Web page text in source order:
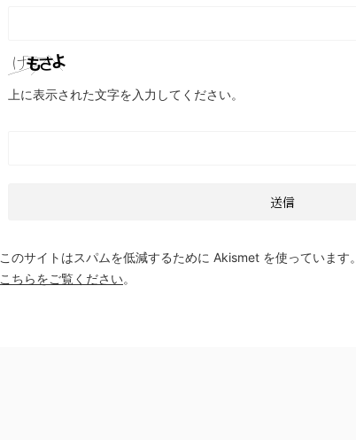
上に表示された文字を入力してください。
このサイトはスパムを低減するために Akismet を使っています。
こちらをご覧ください。